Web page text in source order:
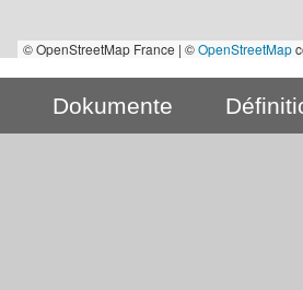
© OpenStreetMap France | ©OpenStreetMap
Dokumente